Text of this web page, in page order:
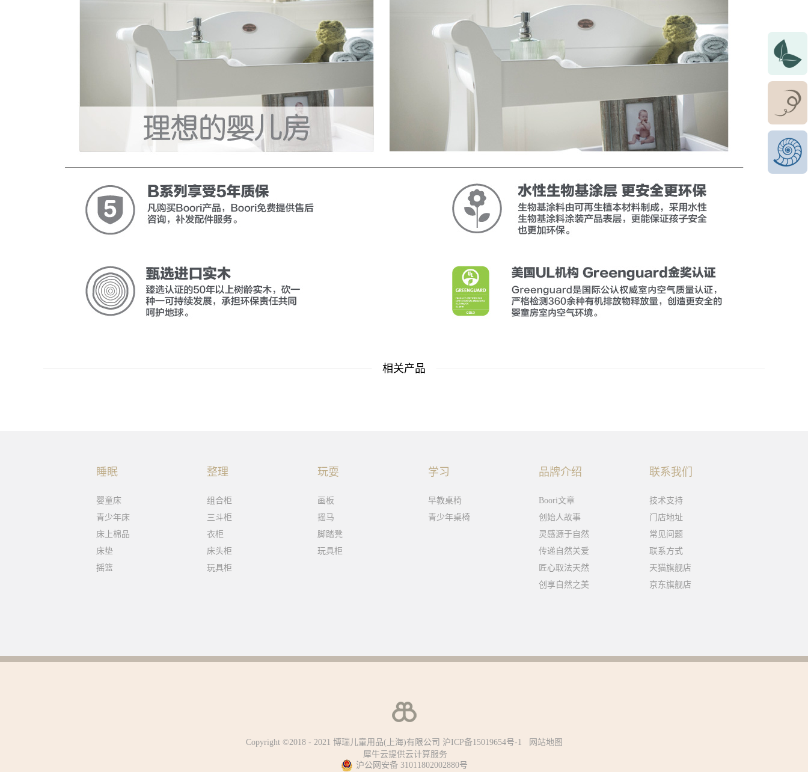
相关产品
睡眠
婴童床
青少年床
床上棉品
床垫
摇篮
整理
组合柜
三斗柜
衣柜
床头柜
玩具柜
玩耍
画板
摇马
脚踏凳
玩具柜
学习
早教桌椅
青少年桌椅
品牌介绍
Boori文章
创始人故事
灵感源于自然
传递自然关爱
匠心取法天然
创享自然之美
联系我们
技术支持
门店地址
常见问题
联系方式
天猫旗舰店
京东旗舰店
Copyright ©2018 - 2021 博瑞儿童用品(上海)有限公司 沪ICP备15019654号-1
网站地图
犀牛云提供云计算服务
沪公网安备 31011802002880号